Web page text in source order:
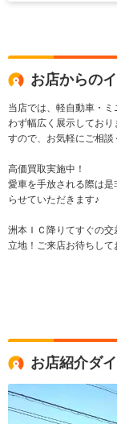
お店からの
当店では、軽自動車・
わず幅広く展示してお
すので、お気軽にご相談
高価買取実施中！
愛車を手放される際は
らせていただきます♪
洲本ＩＣ降りてすぐの
立地！ご来店お待ちして
お店紹介ダ